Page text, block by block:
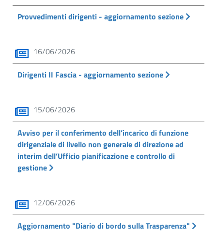
Provvedimenti dirigenti - aggiornamento sezione
16/06/2026
Dirigenti II Fascia - aggiornamento sezione
15/06/2026
Avviso per il conferimento dell’incarico di funzione
dirigenziale di livello non generale di direzione ad
interim dell’Ufficio pianificazione e controllo di
gestione
12/06/2026
Aggiornamento "Diario di bordo sulla Trasparenza"